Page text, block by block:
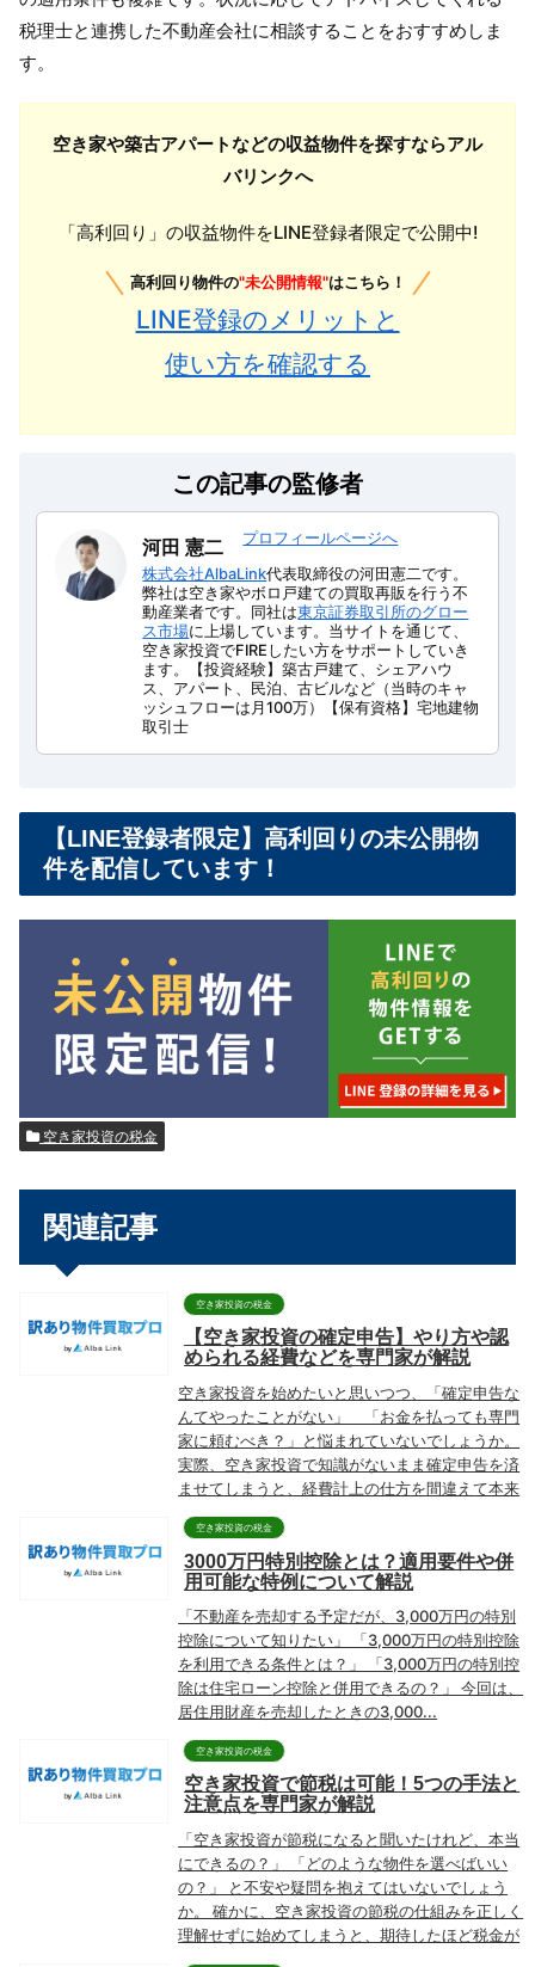
税理士と連携した不動産会社に相談することをおすすめしま
す。
空き家や築古アパートなどの収益物件を探すならアル
バリンクへ
「高利回り」の収益物件をLINE登録者限定で公開中!
高利回り物件の"未公開情報"はこちら！
LINE登録のメリットと
使い方を確認する
この記事の監修者
河田 憲二
プロフィールページへ
株式会社AlbaLink代表取締役の河田憲二です。
弊社は空き家やボロ戸建ての買取再販を行う不
動産業者です。同社は東京証券取引所のグロー
ス市場に上場しています。当サイトを通じて、
空き家投資でFIREしたい方をサポートしていき
ます。【投資経験】築古戸建て、シェアハウ
ス、アパート、民泊、古ビルなど（当時のキャ
ッシュフローは月100万）【保有資格】宅地建物
取引士
【LINE登録者限定】高利回りの未公開物
件を配信しています！
空き家投資の税金
関連記事
空き家投資の税金
【空き家投資の確定申告】やり方や認
められる経費などを専門家が解説
空き家投資を始めたいと思いつつ、「確定申告な
んてやったことがない」 「お金を払っても専門
家に頼むべき？」と悩まれていないでしょうか。
実際、空き家投資で知識がないまま確定申告を済
ませてしまうと、経費計上の仕方を間違えて本来
受けられる節...
空き家投資の税金
3000万円特別控除とは？適用要件や併
用可能な特例について解説
「不動産を売却する予定だが、3,000万円の特別
控除について知りたい」 「3,000万円の特別控除
を利用できる条件とは？」 「3,000万円の特別控
除は住宅ローン控除と併用できるの？」 今回は、
居住用財産を売却したときの3,000...
空き家投資の税金
空き家投資で節税は可能！5つの手法と
注意点を専門家が解説
「空き家投資が節税になると聞いたけれど、本当
にできるの？」 「どのような物件を選べばいい
の？」 と不安や疑問を抱えてはいないでしょう
か。 確かに、空き家投資の節税の仕組みを正しく
理解せずに始めてしまうと、期待したほど税金が